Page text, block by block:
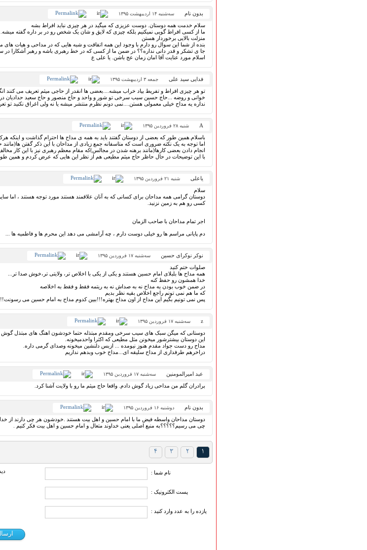
بدون نام سه‌شنبه ۱۴ اردیبهشت ۱۳۹۵
سلام خدمت همه دوستان. دوست عزیزی که میگید در هر چیزی نباید افراط بشه
ما از کسی افراط گویی نمیکنیم بلکه چیزی که لایق و شان یک شخص رو در بر داره گفته
منزلت بالایی برخوردار هستن
بنده از شما این سوال رو دارم با وجود این همه اتفاقت و شبه هایی که در مداحی و هیات های
اسلام مورد عنایت آقا امان زمان عج باشن. یا علی ع
فدایی سید علی جمعه ۳ اردیبهشت ۱۳۹۵
تو هر چیزی افراط و تفریط بیاد خراب میشه....بعضی ها انقدر از حاجی میثم تعریف می
خوانی و روضه ...حاج حسین سیب سرخی تو شور و واحد و حاج منصور و حاج سعید حدادیان
نداره یه مداح خیلی معمولی هستن....نمی دونم نظرم منتشر میشه یا نه ولی اغراق نکنید تو
A شنبه ۲۸ فروردین ۱۳۹۵
باسلام.همین طور که بعضی از دوستان گفتند باید به همه ی مداح ها احترام گذاشت و
اما توجه به یک نکته ضروری است که متاسفانه جمع زیادی از مداحان با این ذکر گفتن
انجام دادن بعضی کارها(مانند برهنه شدن در مجالس)که مقام معظم رهبری نیز با این کار
با این توضیحات در حال حاظر حاج میثم مطیعی هم از نظر این هایی که عرض کردم و همین
یاعلی شنبه ۲۱ فروردین ۱۳۹۵
سلام
دوستان گرامی همه مداحان برای کسانی که به آنان علاقمند هستند مورد توجه هستند ، اما
کسی رو هم به زمین نزنید.
اجر تمام مداحان با صاحب الزمان
دم پایانی مراسم ها رو خیلی دوست دارم ، چه آرامشی می دهد این محرم ها و فاطمیه ها ...
نوکر نوکرای حسین سه‌شنبه ۱۷ فروردین ۱۳۹۵
صلوات ختم کنید
همه مداح ها بلبلای امام حسین هستند و یکی از یکی با اخلاص تر، ولایتی تر،خوش صدا تر...
خدا همشون رو حفظ کنه
در ضمن خوب بودن یه مداح نه به صداش نه به ریتمه فقط و فقط به اخلاصه
که ما هم نمی تونم راجع اخلاص بقیه نظر بدیم
پس نمی تونیم بگیم این مداح از اون مداح بهتره!!!ببین کدوم مداح به امام حسین می
z سه‌شنبه ۱۷ فروردین ۱۳۹۵
دوستانی که میگن سبک های سیب سرخی ومقدم مبتذله حتما خودشون اهنگ های مبتذل گوش
این دوستان بیشترشور میخونن مثل مطیعی که اکثرا واحدمیخونه.
مداح رو دست جواد مقدم هنوز نیومده ... ازبس دلنشین میخونه وصدای گرمی داره.
دراخرهم طرفداری از مداح سلیقه ای...مداح خوب وبدهم نداریم
عبد امیرالمومنین سه‌شنبه ۱۷ فروردین ۱۳۹۵
برادران گلم من مداحی زیاد گوش دادم. واقعا حاج میثم ما رو با ولایت آشنا کرد.
بدون نام دوشنبه ۱۶ فروردین ۱۳۹۵
دوستان مداحان واسطه فیض ما با امام حسین و اهل بیت هستند .خودشون هر چی دارند از
چی می رسیم؟؟؟؟؟به منبع اصلی یعنی خداوند متعال و امام حسین و اهل بیت فکر کنیم .
۱ ۲ ۳ ۴
نام شما :
پست الکترونیک :
یازده را به عدد وارد کنید :